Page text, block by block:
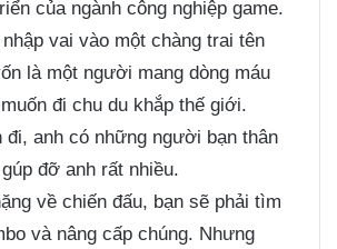
của ngành công nghiệp game.
vai vào một chàng trai tên
là một người mang dòng máu
đi chu du khắp thế giới.
đi, anh có những người bạn thân
đỡ anh rất nhiều.
về chiến đấu, bạn sẽ phải tìm
và nâng cấp chúng. Nhưng